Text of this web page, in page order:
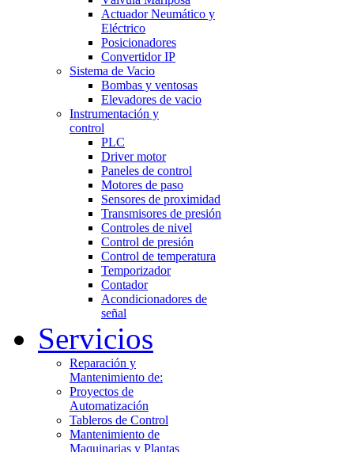
Actuador Neumático y
Eléctrico
Posicionadores
Convertidor IP
Sistema de Vacio
Bombas y ventosas
Elevadores de vacio
Instrumentación y
control
PLC
Driver motor
Paneles de control
Motores de paso
Sensores de proximidad
Transmisores de presión
Controles de nivel
Control de presión
Control de temperatura
Temporizador
Contador
Acondicionadores de
señal
Servicios
Reparación y
Mantenimiento de:
Proyectos de
Automatización
Tableros de Control
Mantenimiento de
Maquinarias y Plantas